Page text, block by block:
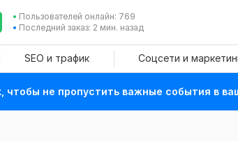
Пользователей онлайн: 769
Последний заказ: 2 мин. назад
SEO и трафик Соцсети и
чтобы не пропустить важные события в